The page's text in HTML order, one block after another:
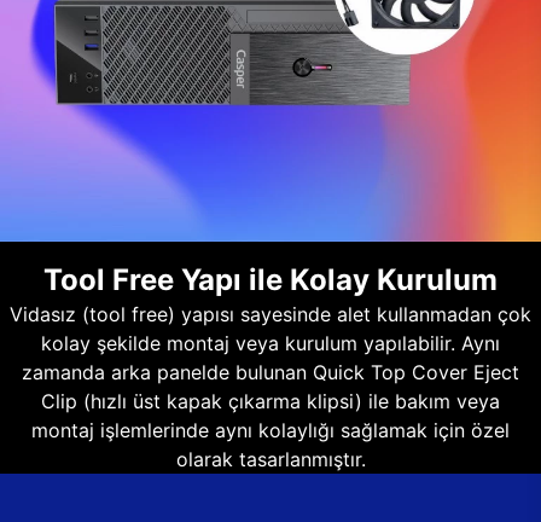
Tool Free Yapı ile Kolay Kurulum
Vidasız (tool free) yapısı sayesinde alet kullanmadan çok
kolay şekilde montaj veya kurulum yapılabilir. Aynı
zamanda arka panelde bulunan Quick Top Cover Eject
Clip (hızlı üst kapak çıkarma klipsi) ile bakım veya
montaj işlemlerinde aynı kolaylığı sağlamak için özel
olarak tasarlanmıştır.